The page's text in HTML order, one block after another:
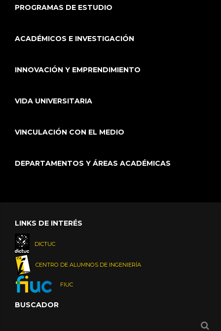
PROGRAMAS DE ESTUDIO
ACADÉMICOS E INVESTIGACIÓN
INNOVACIÓN Y EMPRENDIMIENTO
VIDA UNIVERSITARIA
VINCULACIÓN CON EL MEDIO
DEPARTAMENTOS Y ÁREAS ACADÉMICAS
LINKS DE INTERÉS
DICTUC
CENTRO DE ALUMNOS DE INGENIERÍA
FIUC
BUSCADOR